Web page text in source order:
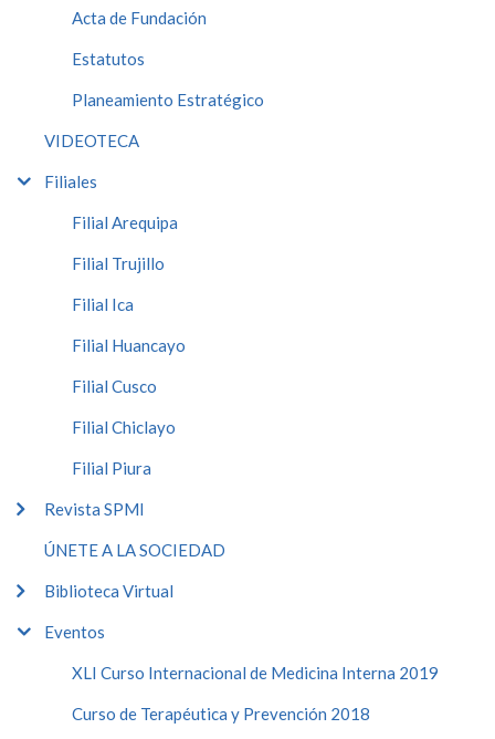
Acta de Fundación
Estatutos
Planeamiento Estratégico
VIDEOTECA
Filiales
Filial Arequipa
Filial Trujillo
Filial Ica
Filial Huancayo
Filial Cusco
Filial Chiclayo
Filial Piura
Revista SPMI
ÚNETE A LA SOCIEDAD
Biblioteca Virtual
Eventos
XLI Curso Internacional de Medicina Interna 2019
Curso de Terapéutica y Prevención 2018